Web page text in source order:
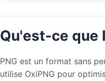
Qu'est-ce que
PNG est un format sans
utilise OxiPNG pour